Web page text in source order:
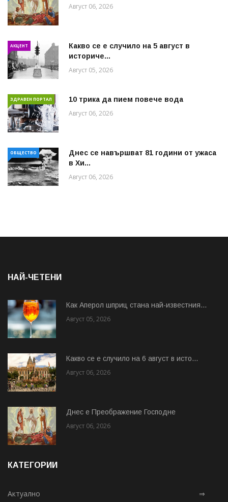
Август 06, 2026
АКЦЕНТ
Какво се е случило на 5 август в
историче...
Август 05, 2026
ЗДРАВЕН ПОРТАЛ 10 трика да пием повече вода
Август 06, 2026
ОБЩЕСТВО
Днес се навършват 81 години от ужаса
в Хи...
Август 06, 2026
НАЙ-ЧЕТЕНИ
Как Аперол шприц стана най-известния...
Август 05, 2026
Какво се е случило на 6 август в исто...
Август 06, 2026
Днес е Преображение Господне
Август 06, 2026
КАТЕГОРИИ
Актуално ⇒